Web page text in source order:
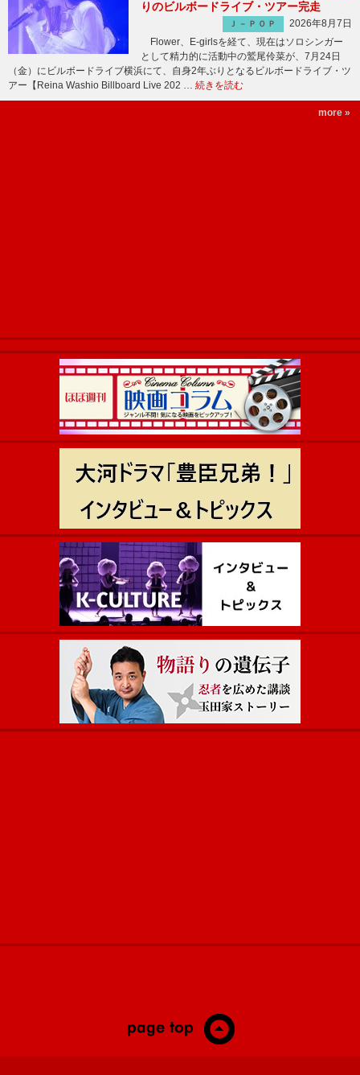
りのビルボードライブ・ツアー完走
Ｊ－ＰＯＰ
2026年8月7日
Flower、E-girlsを経て、現在はソロシンガー
として精力的に活動中の鷲尾伶菜が、7月24日
（金）にビルボードライブ横浜にて、自身2年ぶりとなるビルボードライブ・ツ
アー【Reina Washio Billboard Live 202 … 続きを読む
more »